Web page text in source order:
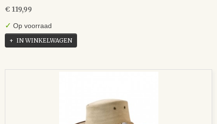
€ 119,99
✓ Op voorraad
IN WINKELWAGEN